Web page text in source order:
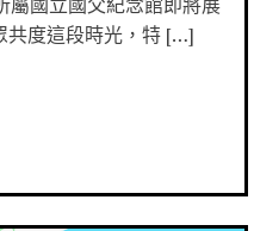
共度這段時光，特 […]